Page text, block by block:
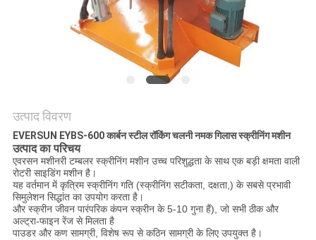
नीति
उत्पाद विवरण
EVERSUN EYBS-600 कार्बन स्टील रॉकिंग चलनी नमक गिलास स्क्रीनिंग मशीन
उत्पाद का परिचय
एवरसन मशीनरी टम्बलर स्क्रीनिंग मशीन उच्च परिशुद्धता के साथ एक बड़ी क्षमता वाली
रोटरी साइडिंग मशीन है।
यह वर्तमान में कृत्रिम स्क्रीनिंग गति (स्क्रीनिंग सटीकता, दक्षता,) के सबसे प्रभावी
सिमुलेशन सिद्धांत का उपयोग करता है।
और स्क्रीन जीवन पारंपरिक कंपन स्क्रीन के 5-10 गुना हैं), जो सभी ठीक और
अल्ट्रा-फाइन रेंज से मिलता है
पाउडर और कण सामग्री, विशेष रूप से कठिन सामग्री के लिए उपयुक्त है।